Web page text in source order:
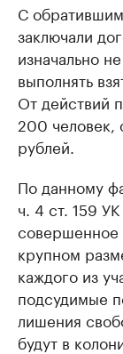
С
заключали
изначально
выполнять
От действий
200 человек,
рублей.
По данному
ч. 4 ст. 159
совершенное
крупном
каждого из
подсудимые
лишения
будут в